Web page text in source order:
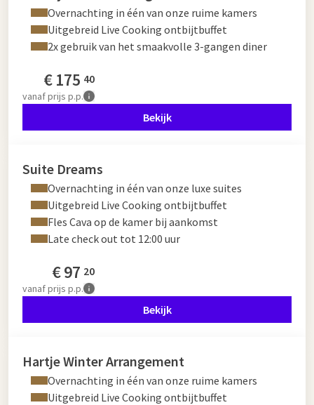
Overnachting in één van onze ruime kamers
Uitgebreid Live Cooking ontbijtbuffet
2x gebruik van het smaakvolle 3-gangen diner
€175 40
vanafprijs p.p.
Bekijk
Suite Dreams
Overnachting in één van onze luxe suites
Uitgebreid Live Cooking ontbijtbuffet
Fles Cava op de kamer bij aankomst
Late check out tot 12:00 uur
€97 20
vanafprijs p.p.
Bekijk
Hartje Winter Arrangement
Overnachting in één van onze ruime kamers
Uitgebreid Live Cooking ontbijtbuffet